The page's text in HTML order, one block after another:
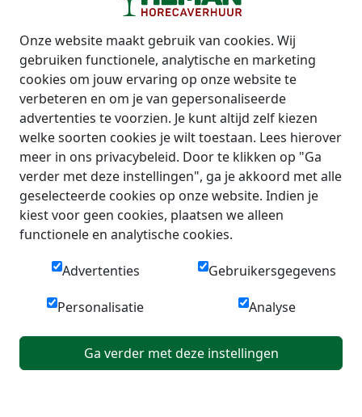
Onze website maakt gebruik van cookies. Wij
gebruiken functionele, analytische en marketing
cookies om jouw ervaring op onze website te
verbeteren en om je van gepersonaliseerde
advertenties te voorzien. Je kunt altijd zelf kiezen
welke soorten cookies je wilt toestaan. Lees hierover
meer in ons privacybeleid. Door te klikken op "Ga
verder met deze instellingen", ga je akkoord met alle
geselecteerde cookies op onze website. Indien je
kiest voor geen cookies, plaatsen we alleen
functionele en analytische cookies.
Advertenties Gebruikersgegevens
Personalisatie Analyse
Ga verder met deze instellingen